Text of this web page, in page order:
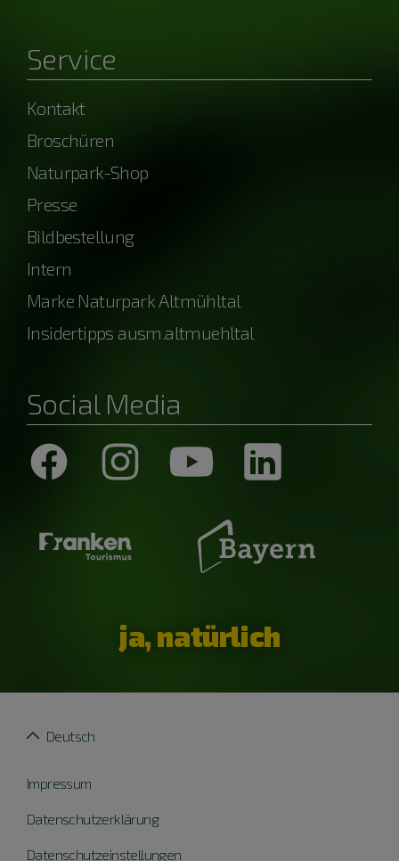
Service
Kontakt
Broschüren
Naturpark-Shop
Presse
Bildbestellung
Intern
Marke Naturpark Altmühltal
Insidertipps ausm.altmuehltal
Social Media
ja, natürlich
Impressum
Datenschutzerklärung
Datenschutzeinstellungen
Deutsch